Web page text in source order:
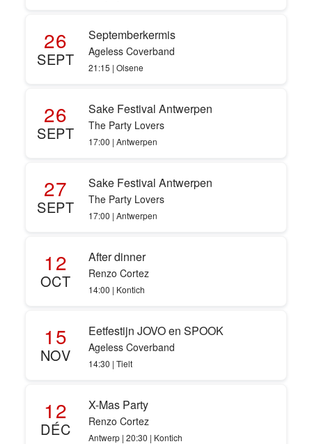
26
SEPT
Septemberkermis
Ageless Coverband
21:15 | Olsene
26
SEPT
Sake Festival Antwerpen
The Party Lovers
17:00 | Antwerpen
27
SEPT
Sake Festival Antwerpen
The Party Lovers
17:00 | Antwerpen
12
OCT
After dinner
Renzo Cortez
14:00 | Kontich
15
NOV
Eetfestijn JOVO en SPOOK
Ageless Coverband
14:30 | Tielt
12
DÉC
X-Mas Party
Renzo Cortez
Antwerp | 20:30 | Kontich